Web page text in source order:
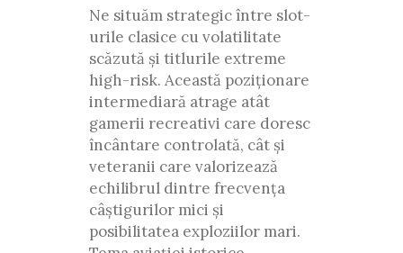
Ne situăm strategic între slot-
urile clasice cu volatilitate
scăzută și titlurile extreme
high-risk. Această poziționare
intermediară atrage atât
gamerii recreativi care doresc
încântare controlată, cât și
veteranii care valorizează
echilibrul dintre frecvența
câștigurilor mici și
posibilitatea exploziilor mari.